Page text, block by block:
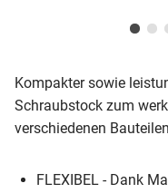
Kompakter sowie
Schraubstock zum
verschiedenen
FLEXIBEL - Dank